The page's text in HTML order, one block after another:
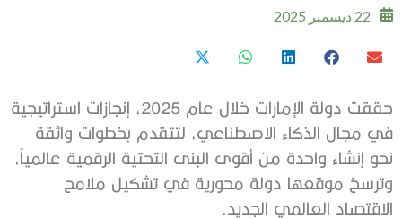
22 ديسمبر 2025
حققت دولة الإمارات خلال عام 2025، إنجازات استراتيجية
في مجال الذكاء الاصطناعي، لتتقدم بخطوات واثقة
نحو إنشاء واحدة من أقوى البنى التحتية الرقمية عالمياً،
وترسخ موقعها دولة محورية في تشكيل ملامح
الاقتصاد العالمي الجديد.